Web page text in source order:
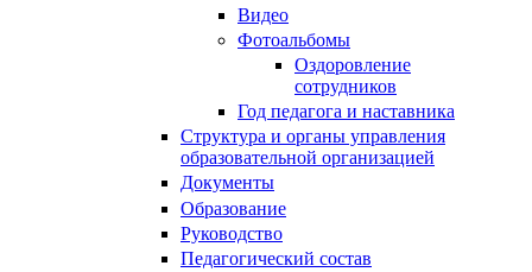
Видео
Фотоальбомы
Оздоровление
сотрудников
Год педагога и наставника
Структура и органы управления
образовательной организацией
Документы
Образование
Руководство
Педагогический состав